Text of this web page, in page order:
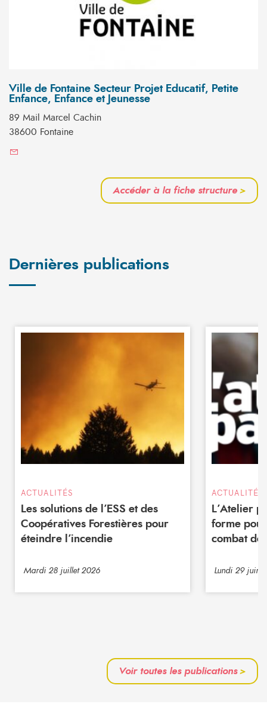
Ville de Fontaine Secteur Projet Educatif, Petite
Enfance, Enfance et Jeunesse
89 Mail Marcel Cachin
38600 Fontaine
Accéder à la fiche structure>
Dernières publications
ACTUALITÉS
Les solutions de l’ESS et des
Coopératives Forestières pour
éteindre l’incendie
Mardi 28 juillet 2026
ACTUALITÉS
L’Atelier
forme
combat de
Lundi 29 juin
Voir toutes les publications>